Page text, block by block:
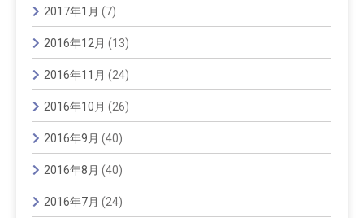
2017年1月 (7)
2016年12月 (13)
2016年11月 (24)
2016年10月 (26)
2016年9月 (40)
2016年8月 (40)
2016年7月 (24)